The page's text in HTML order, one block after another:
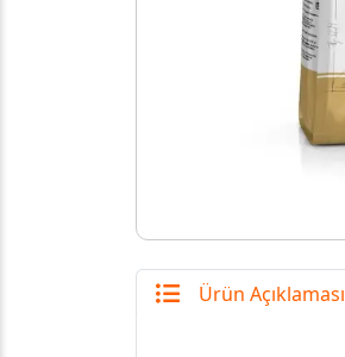
Ürün Açıklaması